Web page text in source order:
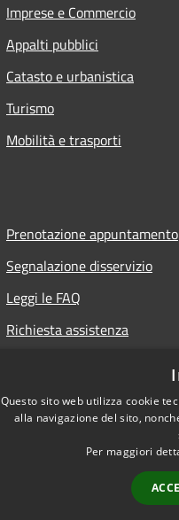
Imprese e Commercio
Appalti pubblici
Catasto e urbanistica
Turismo
Mobilità e trasporti
Prenotazione appuntamento
Segnalazione disservizio
Leggi le FAQ
Richiesta assistenza
Questo sito web utilizza cookie
alla navigazione del sito,
Per maggiori